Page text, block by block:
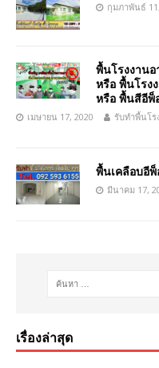
กุมภาพันธ์
พื้นโรงงานอ
หรือ พื้นโรง
หรือ พื้นสีอีพ็
เมษายน 17, 2020 รับทำพื้นโร
พื้นเคลือบอี
มีนาคม 17,
เรื่องล่าสุด